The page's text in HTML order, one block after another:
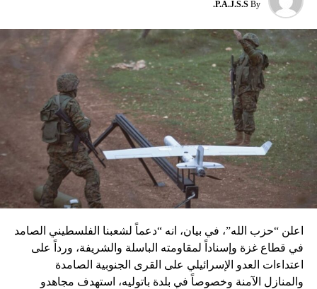
نسبه الحزب الى إسرائيل”.
By
P.A.J.S.S.
اعلن “حزب الله”، في بيان، انه “دعماً لشعبنا الفلسطيني الصامد
في قطاع غزة وإسناداً لمقاومته الباسلة ‌‏‌‏‌والشريفة، ورداً على
اعتداءات العدو الإسرائيلي على القرى الجنوبية الصامدة
والمنازل الآمنة وخصوصاً في بلدة باتوليه، استهدف مجاهدو